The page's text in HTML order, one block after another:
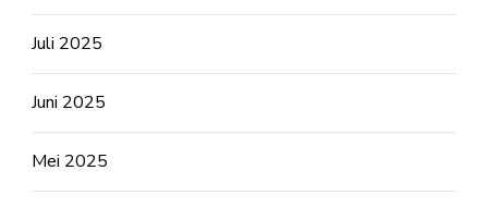
Juli 2025
Juni 2025
Mei 2025